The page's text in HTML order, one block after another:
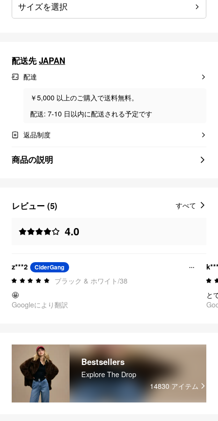
サイズを選択
配送先 JAPAN
配達
￥5,000 以上のご購入で送料無料。
配送: 7-10 日以内に配送される予定です
返品制度
商品の説明
レビュー (5)
4.0
すべて
z***2 CiderGang
ブラック & ホワイト/38
🤩
Googleにより翻訳
と
Bestsellers
Explore The Drop
14830 アイテム